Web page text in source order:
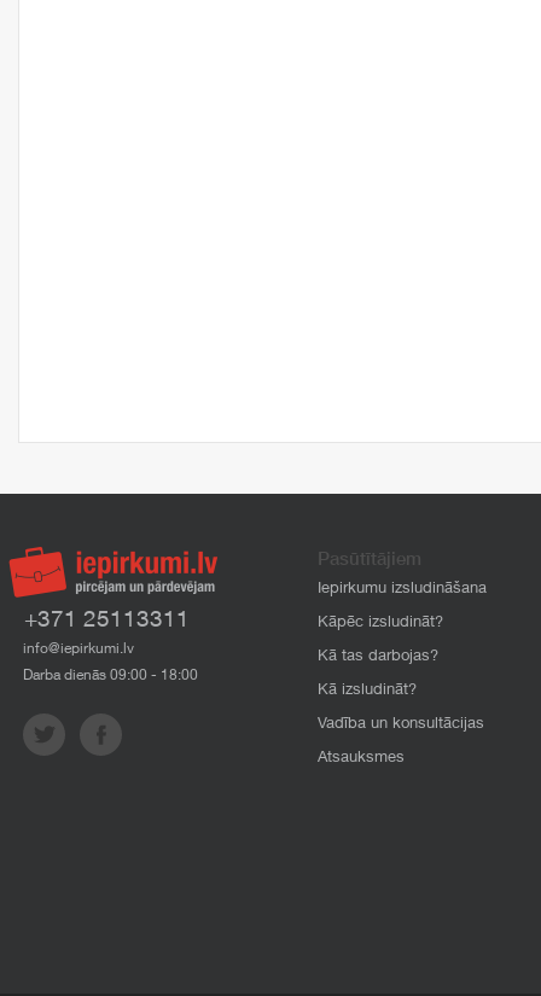
+371 25113311
info@iepirkumi.lv
Darba dienās 09:00 - 18:00
Pasūtītājiem
Iepirkumu izsludināšana
Kāpēc izsludināt?
Kā tas darbojas?
Kā izsludināt?
Vadība un konsultācijas
Atsauksmes